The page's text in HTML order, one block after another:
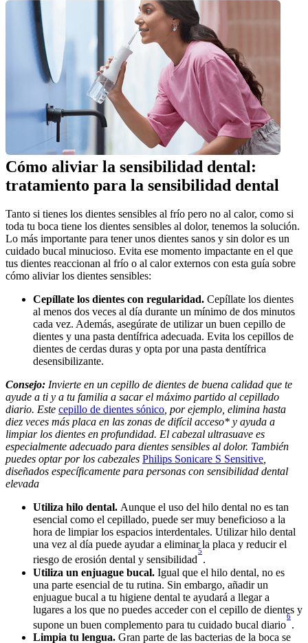
Cómo aliviar la sensibilidad dental:
tratamiento para la sensibilidad dental
Tanto si tienes los dientes sensibles al frío pero no al calor, como si
toda tu boca tiene los dientes sensibles al dolor, tenemos la solución.
Lo más importante para tener unos dientes sanos y sin dolor es un
cuidado bucal minucioso. Evita ese momento impactante en el que
tus dientes reaccionan al frío o al calor externos con esta guía sobre
cómo aliviar los dientes sensibles:
Cepíllate los dientes con regularidad. Cepíllate los dientes
al menos dos veces al día durante un mínimo de dos minutos
cada vez. Además, asegúrate de utilizar un buen cepillo de
dientes y una pasta dentífrica adecuada. Evita los cepillos de
dientes de cerdas duras y opta por una pasta dentífrica
desensibilizante.
Consejo: Invierte en un cepillo de dientes de buena calidad que te
ayude a ti y a tu familia a sacar el máximo partido al cepillado
diario. Este cepillo de dientes sónico, por ejemplo, elimina hasta
diez veces más placa en las zonas de difícil acceso* y ayuda a
limpiar los dientes en profundidad. El cabezal ultrasuave es
especialmente adecuado para dientes sensibles al dolor. También
puedes optar por los cabezales Philips Sonicare S Sensitive,
diseñados específicamente para personas con sensibilidad dental
elevada
Utiliza hilo dental. Aunque el uso del hilo dental no es tan
esencial como el cepillado, puede ser muy beneficioso a la
hora de limpiar los espacios interdentales. Utilizar hilo dental
una vez al día puede ayudar a eliminar la placa y reducir el
riesgo de erosión dental y sensibilidad
5
.
Utiliza un enjuague bucal. Igual que el hilo dental, no es
una parte esencial de tu rutina. Sin embargo, añadir un
enjuague bucal a tu higiene dental te ayudará a llegar a
lugares a los que no puedes acceder con el cepillo de dientes y
supone un buen complemento para tu cuidado bucal diario
6
.
Limpia tu lengua. Gran parte de las bacterias de la boca se